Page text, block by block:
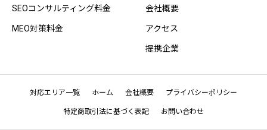
SEOコンサルティング料金
MEO対策料金
会社概要
アクセス
提携企業
対応エリア一覧 ホーム 会社概要 プライバシーポリシー
特定商取引法に基づく表記 お問い合わせ